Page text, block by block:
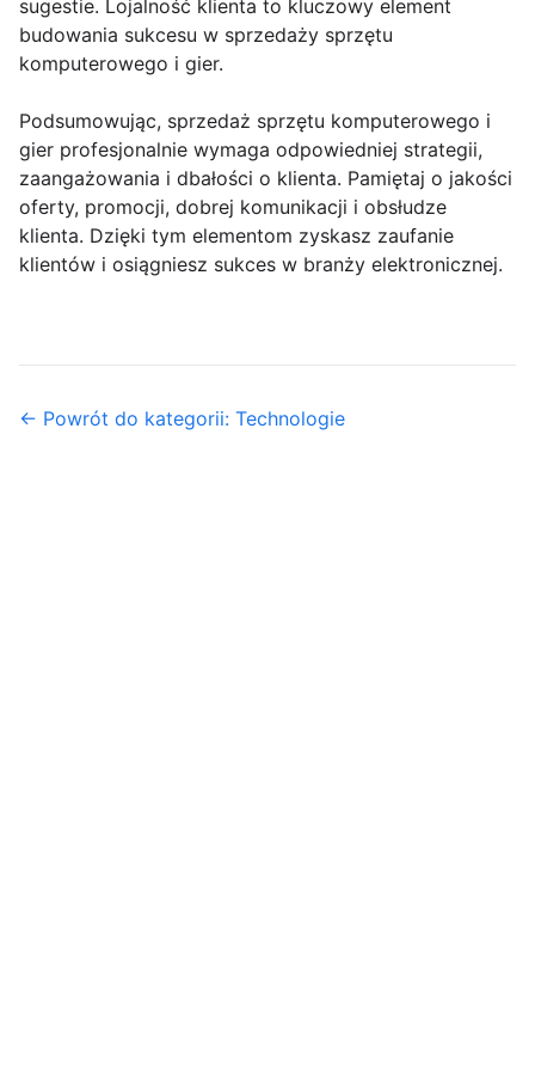
sugestie. Lojalność klienta to kluczowy element
budowania sukcesu w sprzedaży sprzętu
komputerowego i gier.
Podsumowując, sprzedaż sprzętu komputerowego i
gier profesjonalnie wymaga odpowiedniej strategii,
zaangażowania i dbałości o klienta. Pamiętaj o jakości
oferty, promocji, dobrej komunikacji i obsłudze
klienta. Dzięki tym elementom zyskasz zaufanie
klientów i osiągniesz sukces w branży elektronicznej.
← Powrót do kategorii: Technologie